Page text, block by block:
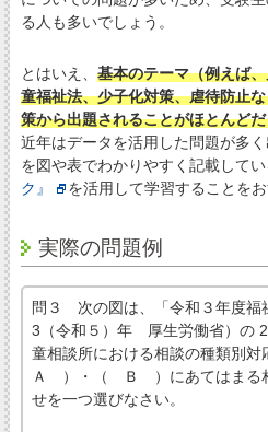
る人も多いでしょう。
とはいえ、 基本のテーマ（例えば
童福祉法、少子化対策、虐待防止
策から出題されることがほとんど
近年はデータを活用した問題が多
を図や表でわかりやすく記載してい
ク』
を活用して学習することをお
実際の問題例
問３ 次の図は、「令和３年度福
3（令和５）年 厚生労働省）の
童相談所における相談の種類別
Ａ ）・（ Ｂ ）にあてはまる
せを一つ選びなさい。